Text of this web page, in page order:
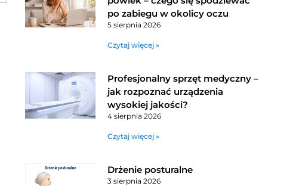
po zabiegu w okolicy oczu
5 sierpnia 2026
Czytaj więcej »
Profesjonalny sprzęt medyczny –
jak rozpoznać urządzenia
wysokiej jakości?
4 sierpnia 2026
Czytaj więcej »
Drżenie posturalne
3 sierpnia 2026